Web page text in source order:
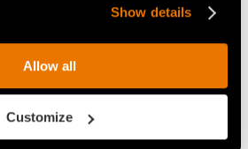
Show details
Allow all
Customize
L'AUTOMOTEUR
RADIOCOMMANDÉ FAE RCU75
JUSQU'À 15CM DE DIAMÈTRE